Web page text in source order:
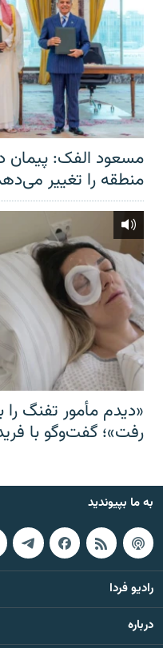
مسعود الفک: پیمان
منطقه را تغییر
«دیدم مأمور تفنگ
رفت»؛ گفت‌و‌گو با
به ما بپیوندید
رادیو فردا
درباره